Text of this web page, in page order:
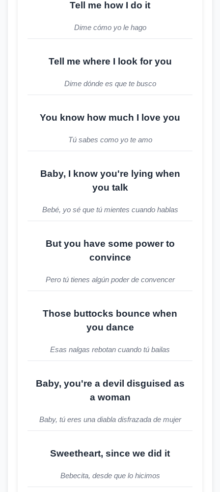
Tell me how I do it
Dime cómo yo le hago
Tell me where I look for you
Dime dónde es que te busco
You know how much I love you
Tú sabes como yo te amo
Baby, I know you're lying when
you talk
Bebé, yo sé que tú mientes cuando hablas
But you have some power to
convince
Pero tú tienes algún poder de convencer
Those buttocks bounce when
you dance
Esas nalgas rebotan cuando tú bailas
Baby, you're a devil disguised as
a woman
Baby, tú eres una diabla disfrazada de mujer
Sweetheart, since we did it
Bebecita, desde que lo hicimos